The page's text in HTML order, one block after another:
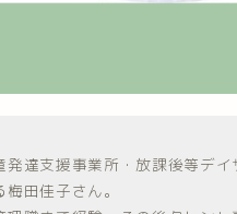
発達支援事業所・放課後等デ
田佳子さん。